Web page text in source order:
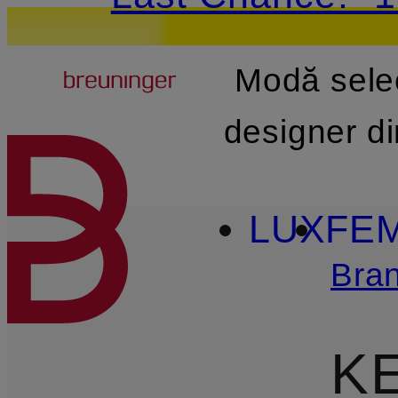
SARI LA CONȚINUTUL
Breuninger
Modă
designer
LUX